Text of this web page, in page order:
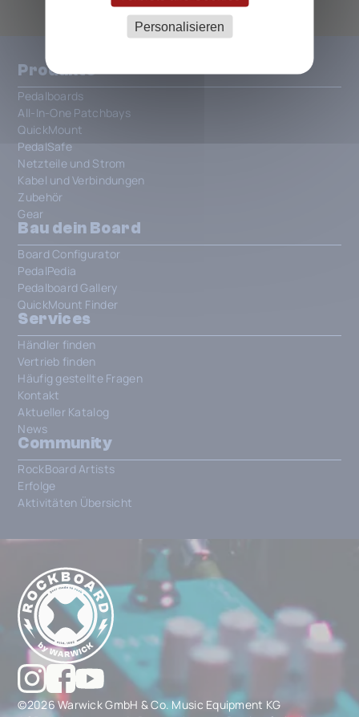
Personalisieren
Produkte
Pedalboards
All-In-One Patchbays
QuickMount
PedalSafe
Netzteile und Strom
Kabel und Verbindungen
Zubehör
Gear
Bau dein Board
Board Configurator
PedalPedia
Pedalboard Gallery
QuickMount Finder
Services
Händler finden
Vertrieb finden
Häufig gestellte Fragen
Kontakt
Aktueller Katalog
News
Community
RockBoard Artists
Erfolge
Aktivitäten Übersicht
©2026 Warwick GmbH & Co. Music Equipment KG